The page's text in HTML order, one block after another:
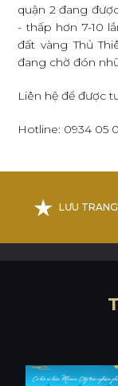
quận 2 đang
- thấp hơn 7-10
đất vàng Thủ
đang chờ đón
Liên hệ để được
Hotline: 0934 05
LƯU TRANG
T